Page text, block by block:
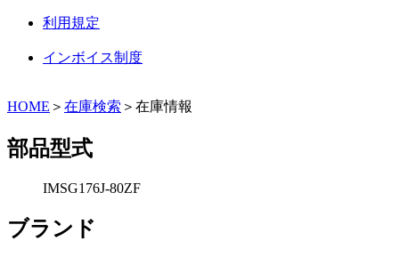
利用規定
インボイス制度
HOME ＞ 在庫検索 ＞在庫情報
部品型式
IMSG176J-80ZF
ブランド